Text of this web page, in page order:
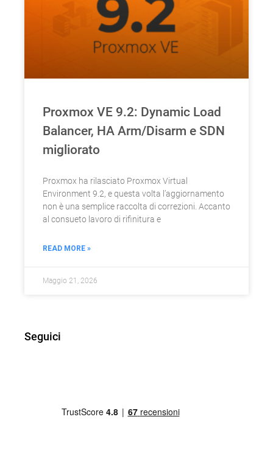
Proxmox VE 9.2: Dynamic Load
Balancer, HA Arm/Disarm e SDN
migliorato
Proxmox ha rilasciato Proxmox Virtual
Environment 9.2, e questa volta l’aggiornamento
non è una semplice raccolta di correzioni. Accanto
al consueto lavoro di rifinitura e
READ MORE »
Maggio 21, 2026
Seguici